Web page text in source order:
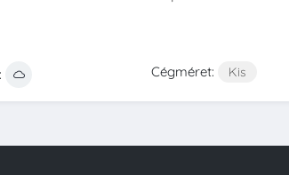
Cégméret: Kis